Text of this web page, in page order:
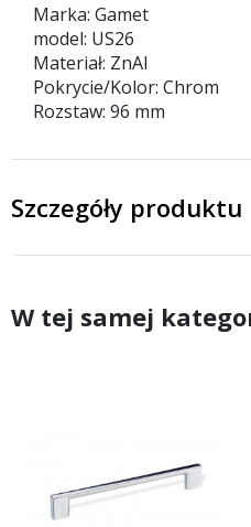
Marka: Gamet
model: US26
Materiał: ZnAl
Pokrycie/Kolor: Chrom
Rozstaw: 96 mm
Szczegóły produktu
W tej samej